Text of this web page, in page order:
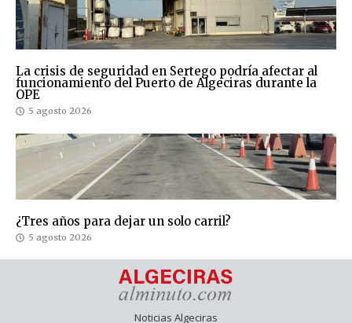
La crisis de seguridad en Sertego podría afectar al
funcionamiento del Puerto de Algeciras durante la
OPE
5 agosto 2026
¿Tres años para dejar un solo carril?
5 agosto 2026
Noticias Algeciras